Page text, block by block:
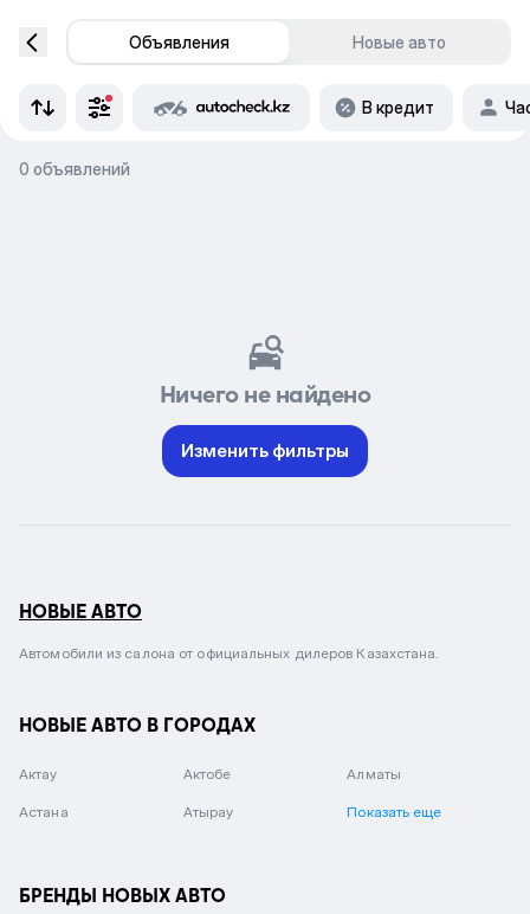
Объявления Новые авто
В кредит
0 объявлений
Ничего не найдено
Изменить фильтры
НОВЫЕ АВТО
Автомобили из салона от официальных дилеров Казахстана.
НОВЫЕ АВТО В ГОРОДАХ
Актау Актобе Алматы
Астана Атырау Показать еще
БРЕНДЫ НОВЫХ АВТО